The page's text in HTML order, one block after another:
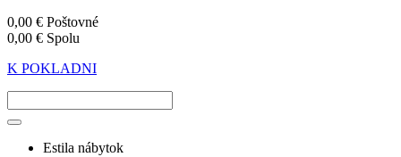
0,00 € Poštovné
0,00 € Spolu
K POKLADNI
Estila nábytok